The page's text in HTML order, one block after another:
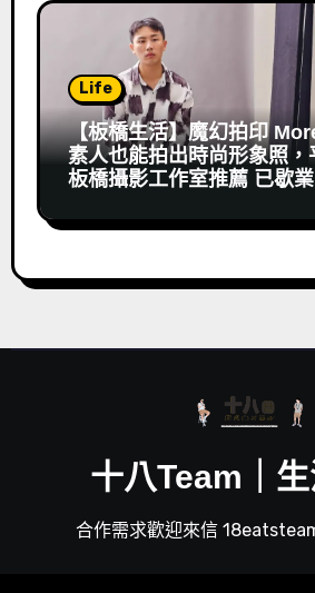
Life
【板橋生活】魔幻拍印
素人也能拍出時尚形象照，
板橋攝影工作室推薦 已歇業
十八Team｜
合作需求歡迎來信